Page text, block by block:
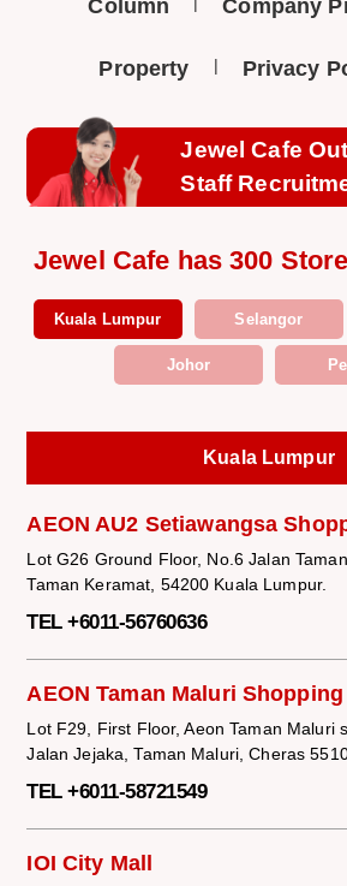
Column Company
Property Privacy
Jewel Cafe
Staff
Jewel Cafe has 300
Kuala Lumpur Selangor
Johor
Kuala Lumpur
AEON AU2 Setiawangsa
Lot G26 Ground Floor, No.6 Jalan
Taman Keramat, 54200 Kuala Lumpur.
TEL +6011-56760636
AEON Taman Maluri
Lot F29, First Floor, Aeon Taman Maluri
Jalan Jejaka, Taman Maluri, Cheras
TEL +6011-58721549
IOI City Mall